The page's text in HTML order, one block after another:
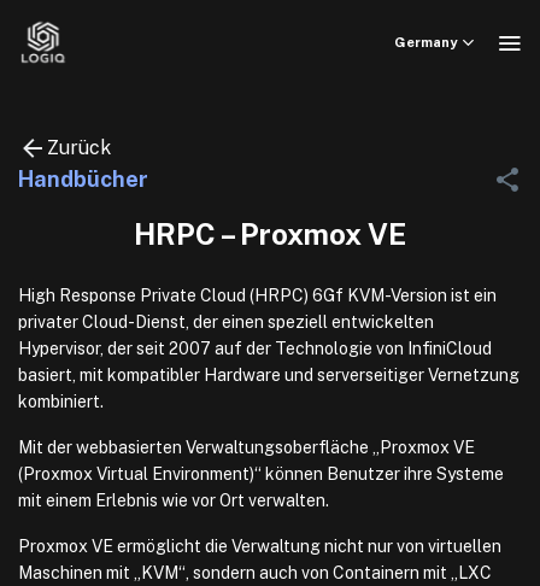
Germany
Zurück
Handbücher
HRPC – Proxmox VE
High Response Private Cloud (HRPC) 6Gf KVM-Version ist ein
privater Cloud-Dienst, der einen speziell entwickelten
Hypervisor, der seit 2007 auf der Technologie von InfiniCloud
basiert, mit kompatibler Hardware und serverseitiger Vernetzung
kombiniert.
Mit der webbasierten Verwaltungsoberfläche „Proxmox VE
(Proxmox Virtual Environment)“ können Benutzer ihre Systeme
mit einem Erlebnis wie vor Ort verwalten.
Proxmox VE ermöglicht die Verwaltung nicht nur von virtuellen
Maschinen mit „KVM“, sondern auch von Containern mit „LXC